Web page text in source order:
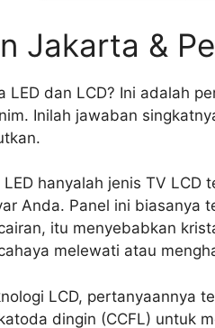
Jakarta &
LED dan LCD? Ini adalah
Inilah jawaban
hanyalah jenis TV
Anda. Panel ini
itu menyebabkan
melewati atau
LCD, pertanyaannya
dingin (CCFL) untuk